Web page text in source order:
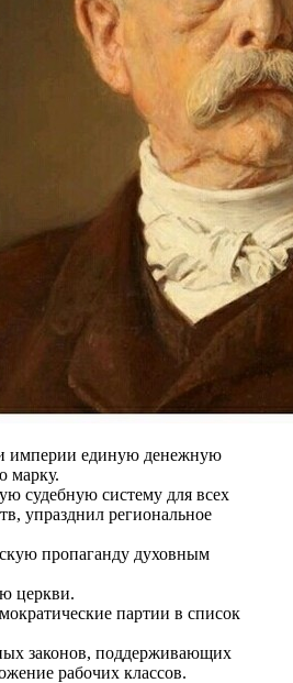
империи единую денежную
марку.
судебную систему для всех
упразднил региональное
пропаганду духовным
церкви.
партии в список
законов, поддерживающих
рабочих классов.